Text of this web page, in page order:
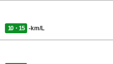
10・15 -km/L